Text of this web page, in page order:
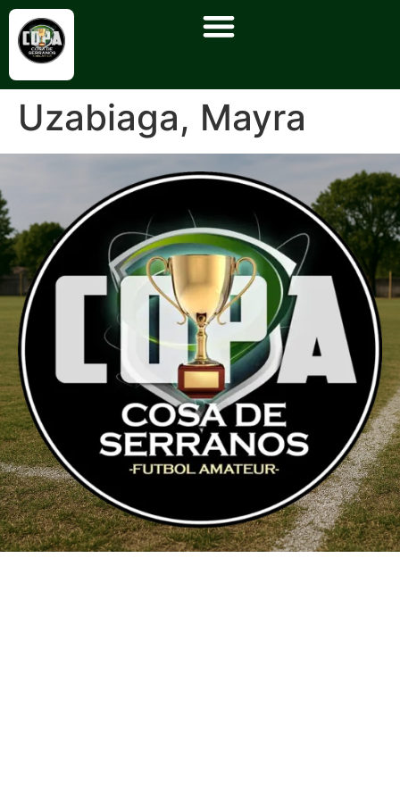
Uzabiaga, Mayra